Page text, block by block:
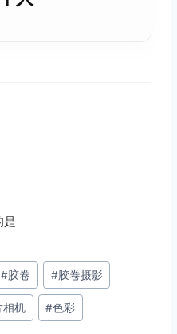
是
#胶卷 #胶卷摄影
相机 #色彩